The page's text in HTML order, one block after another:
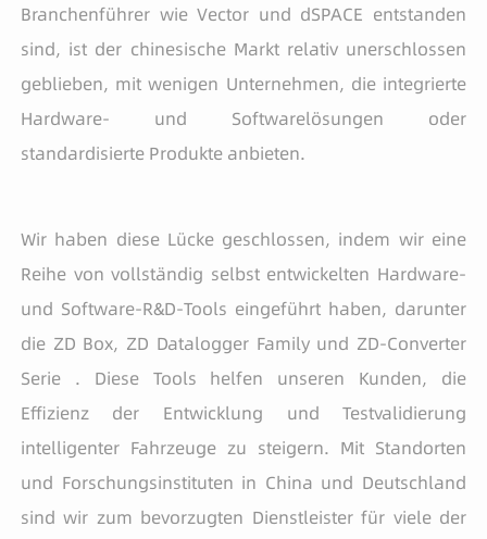
Branchenführer wie Vector und dSPACE entstanden
sind, ist der chinesische Markt relativ unerschlossen
geblieben, mit wenigen Unternehmen, die integrierte
Hardware- und Softwarelösungen oder
standardisierte Produkte anbieten.
Wir haben diese Lücke geschlossen, indem wir eine
Reihe von vollständig selbst entwickelten Hardware-
und Software-R&D-Tools eingeführt haben, darunter
die ZD Box, ZD Datalogger Family und ZD-Converter
Serie . Diese Tools helfen unseren Kunden, die
Effizienz der Entwicklung und Testvalidierung
intelligenter Fahrzeuge zu steigern. Mit Standorten
und Forschungsinstituten in China und Deutschland
sind wir zum bevorzugten Dienstleister für viele der